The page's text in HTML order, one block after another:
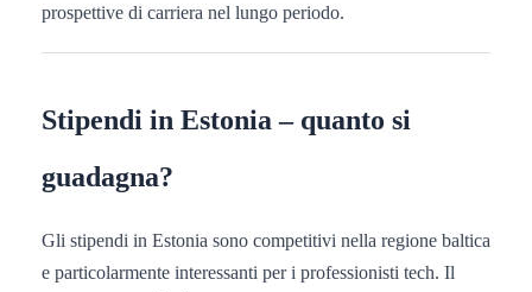
prospettive di carriera nel lungo periodo.
Stipendi in Estonia – quanto si
guadagna?
Gli stipendi in Estonia sono competitivi nella regione baltica
e particolarmente interessanti per i professionisti tech. Il